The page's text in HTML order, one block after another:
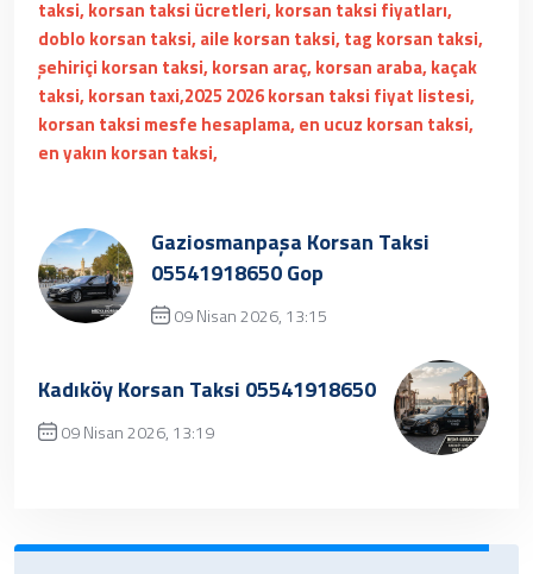
taksi, korsan taksi ücretleri, korsan taksi fiyatları,
doblo korsan taksi, aile korsan taksi, tag korsan taksi,
şehiriçi korsan taksi, korsan araç, korsan araba, kaçak
taksi, korsan taxi,2025 2026 korsan taksi fiyat listesi,
korsan taksi mesfe hesaplama, en ucuz korsan taksi,
en yakın korsan taksi,
Gaziosmanpaşa Korsan Taksi
05541918650 Gop
09 Nisan 2026, 13:15
Kadıköy Korsan Taksi 05541918650
09 Nisan 2026, 13:19